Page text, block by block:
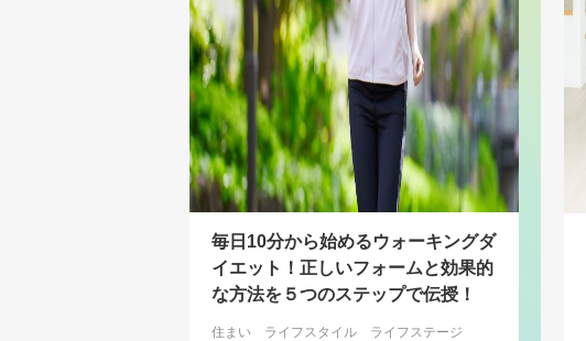
毎日10分から始めるウォーキングダ
イエット！正しいフォームと効果的
な方法を５つのステップで伝授！
住まい ライフスタイル
ライフステージ